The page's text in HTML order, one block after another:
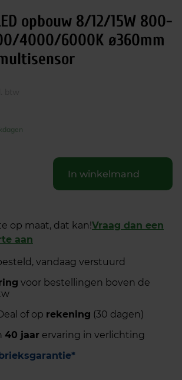
opbouw 8/12/15W 800-
4000/6000K ø360mm
In winkelmand
op maat, dat kan!Vraag dan een
aan
vandaag verstuurd
voor bestellingen boven de
of op rekening (30 dagen)
40 jaar ervaring in verlichting